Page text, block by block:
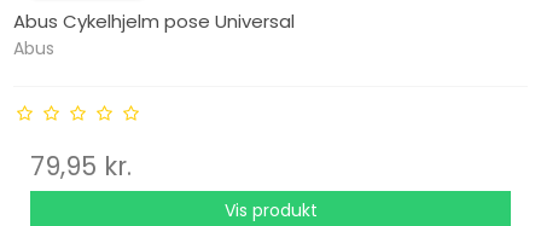
Abus Cykelhjelm pose Universal
Abus
79,95 kr.
Vis produkt